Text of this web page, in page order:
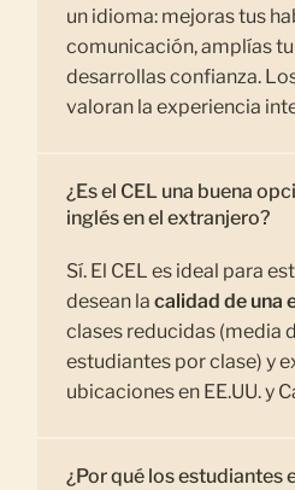
un idioma: mejoras tus
comunicación, amplías
desarrollas confianza.
valoran la experiencia
¿Es el CEL una buena
inglés en el extranjero?
Sí. El CEL es ideal para
desean lacalidad de una
clases reducidas (media
estudiantes por clase) y
ubicaciones en EE.UU. y
¿Por qué los estudiantes